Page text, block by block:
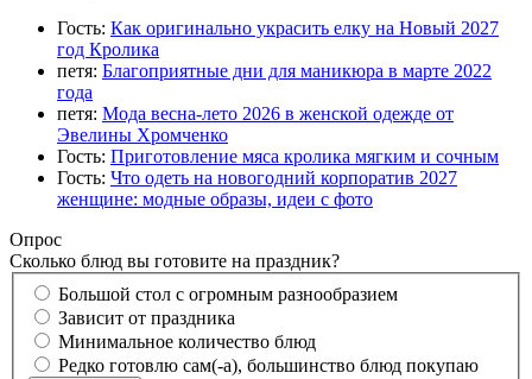
Гость: Как оригинально украсить елку на Новый 2027
год Кролика
петя: Благоприятные дни для маникюра в марте 2022
года
петя: Мода весна-лето 2026 в женской одежде от
Эвелины Хромченко
Гость: Приготовление мяса кролика мягким и сочным
Гость: Что одеть на новогодний корпоратив 2027
женщине: модные образы, идеи с фото
Опрос
Сколько блюд вы готовите на праздник?
Большой стол с огромным разнообразием
Зависит от праздника
Минимальное количество блюд
Редко готовлю сам(-а), большинство блюд покупаю